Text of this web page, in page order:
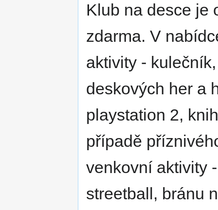
Klub na desce je
zdarma. V
aktivity -
deskových her a
playstation 2,
případě
venkovní aktivity
streetball, bránu